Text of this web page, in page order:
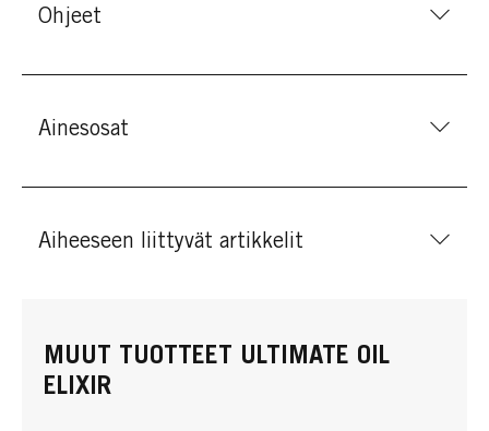
Ohjeet
Ainesosat
Aiheeseen liittyvät artikkelit
MUUT TUOTTEET ULTIMATE OIL
ELIXIR